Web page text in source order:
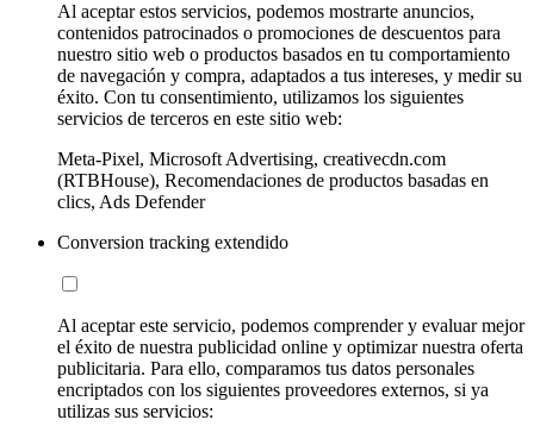
Al aceptar estos servicios, podemos mostrarte anuncios,
contenidos patrocinados o promociones de descuentos para
nuestro sitio web o productos basados en tu comportamiento
de navegación y compra, adaptados a tus intereses, y medir su
éxito. Con tu consentimiento, utilizamos los siguientes
servicios de terceros en este sitio web:
Meta-Pixel, Microsoft Advertising, creativecdn.com
(RTBHouse), Recomendaciones de productos basadas en
clics, Ads Defender
Conversion tracking extendido
Al aceptar este servicio, podemos comprender y evaluar mejor
el éxito de nuestra publicidad online y optimizar nuestra oferta
publicitaria. Para ello, comparamos tus datos personales
encriptados con los siguientes proveedores externos, si ya
utilizas sus servicios: